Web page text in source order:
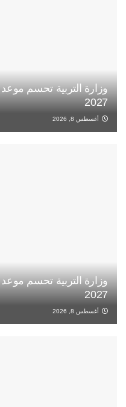
2027
أغسطس 8, 2026
2027
أغسطس 8, 2026